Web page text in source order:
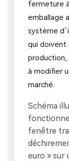
fermeture
emballage
système
qui doivent
à modifier
marché.